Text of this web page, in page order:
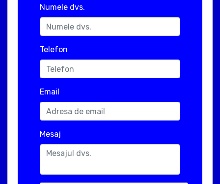
Numele dvs.
Telefon
Email
Mesaj